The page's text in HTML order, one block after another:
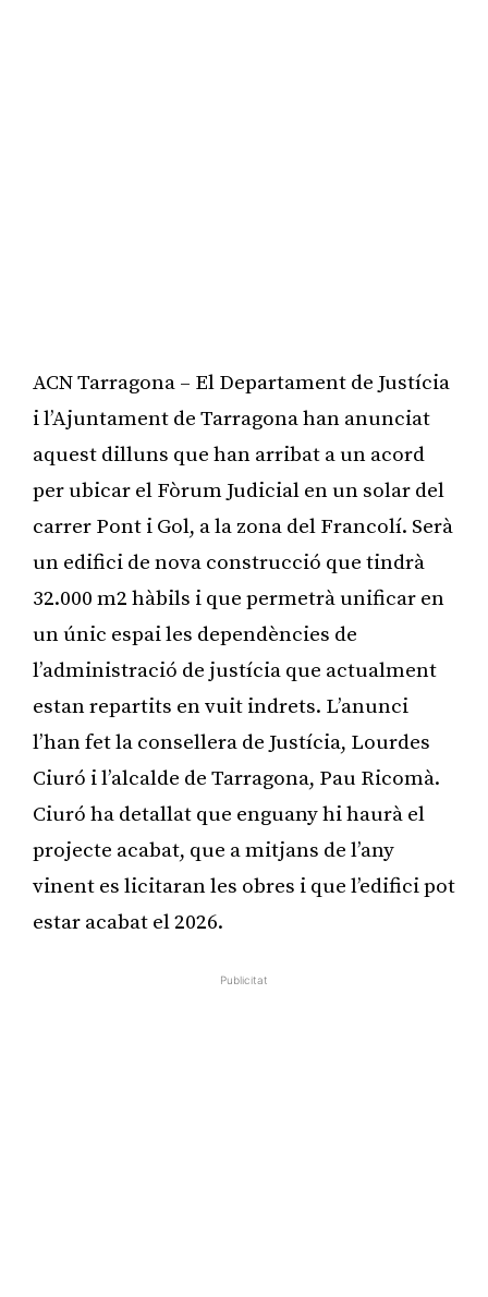
ACN Tarragona – El Departament de Justícia
i l’Ajuntament de Tarragona han anunciat
aquest dilluns que han arribat a un acord
per ubicar el Fòrum Judicial en un solar del
carrer Pont i Gol, a la zona del Francolí. Serà
un edifici de nova construcció que tindrà
32.000 m2 hàbils i que permetrà unificar en
un únic espai les dependències de
l’administració de justícia que actualment
estan repartits en vuit indrets. L’anunci
l’han fet la consellera de Justícia, Lourdes
Ciuró i l’alcalde de Tarragona, Pau Ricomà.
Ciuró ha detallat que enguany hi haurà el
projecte acabat, que a mitjans de l’any
vinent es licitaran les obres i que l’edifici pot
estar acabat el 2026.
Publicitat